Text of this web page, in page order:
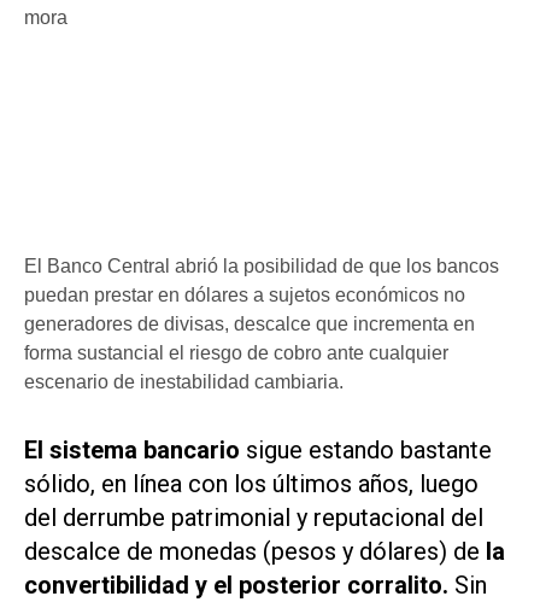
El Banco Central abrió la posibilidad de que los bancos
puedan prestar en dólares a sujetos económicos no
generadores de divisas, descalce que incrementa en
forma sustancial el riesgo de cobro ante cualquier
escenario de inestabilidad cambiaria.
El sistema bancario sigue estando bastante
sólido, en línea con los últimos años, luego
del derrumbe patrimonial y reputacional del
descalce de monedas (pesos y dólares) de la
convertibilidad y el posterior corralito. Sin